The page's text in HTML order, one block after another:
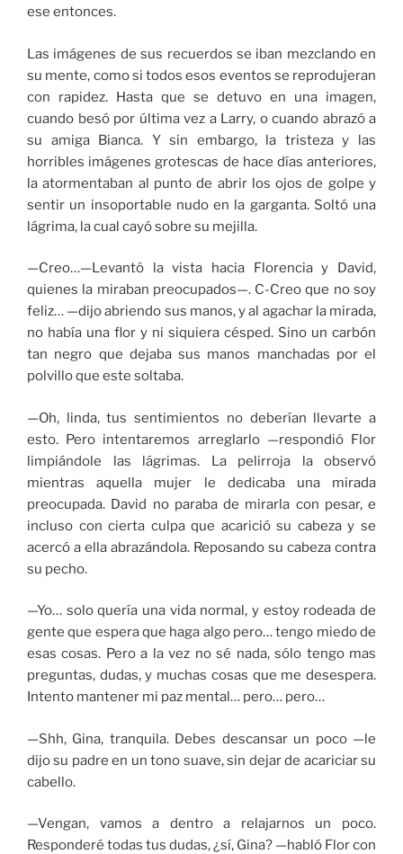
ese entonces.
Las imágenes de sus recuerdos se iban mezclando en
su mente, como si todos esos eventos se reprodujeran
con rapidez. Hasta que se detuvo en una imagen,
cuando besó por última vez a Larry, o cuando abrazó a
su amiga Bianca. Y sin embargo, la tristeza y las
horribles imágenes grotescas de hace días anteriores,
la atormentaban al punto de abrir los ojos de golpe y
sentir un insoportable nudo en la garganta. Soltó una
lágrima, la cual cayó sobre su mejilla.
—Creo…—Levantó la vista hacia Florencia y David,
quienes la miraban preocupados—. C-Creo que no soy
feliz… —dijo abriendo sus manos, y al agachar la mirada,
no había una flor y ni siquiera césped. Sino un carbón
tan negro que dejaba sus manos manchadas por el
polvillo que este soltaba.
—Oh, linda, tus sentimientos no deberían llevarte a
esto. Pero intentaremos arreglarlo —respondió Flor
limpiándole las lágrimas. La pelirroja la observó
mientras aquella mujer le dedicaba una mirada
preocupada. David no paraba de mirarla con pesar, e
incluso con cierta culpa que acarició su cabeza y se
acercó a ella abrazándola. Reposando su cabeza contra
su pecho.
—Yo… solo quería una vida normal, y estoy rodeada de
gente que espera que haga algo pero… tengo miedo de
esas cosas. Pero a la vez no sé nada, sólo tengo mas
preguntas, dudas, y muchas cosas que me desespera.
Intento mantener mi paz mental… pero… pero…
—Shh, Gina, tranquila. Debes descansar un poco —le
dijo su padre en un tono suave, sin dejar de acariciar su
cabello.
—Vengan, vamos a dentro a relajarnos un poco.
Responderé todas tus dudas, ¿sí, Gina? —habló Flor con